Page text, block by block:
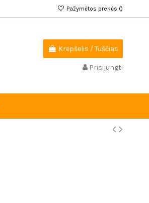
Pažymėtos prekės ()
Krepšelis /Tuščias
Prisijungti